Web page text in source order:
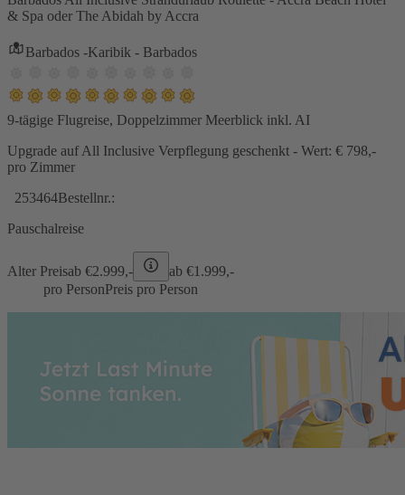
& Spa oder The Abidah by Accra
Barbados -Karibik - Barbados
9-tägige Flugreise, Doppelzimmer Meerblick inkl. AI
Upgrade auf All Inclusive Verpflegung geschenkt - Wert: € 798,-
pro Zimmer
253464Bestellnr.:
Pauschalreise
Alter Preisab €2.999,- ab €1.999,-
pro PersonPreis pro Person